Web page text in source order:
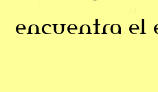
encuentra el